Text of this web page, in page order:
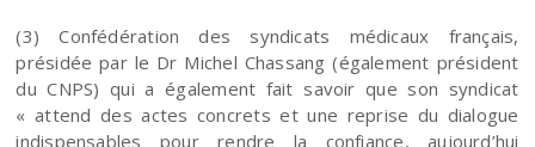
(3) Confédération des syndicats médicaux français,
présidée par le Dr Michel Chassang (également président
du CNPS) qui a également fait savoir que son syndicat
« attend des actes concrets et une reprise du dialogue
indispensables pour rendre la confiance, aujourd’hui